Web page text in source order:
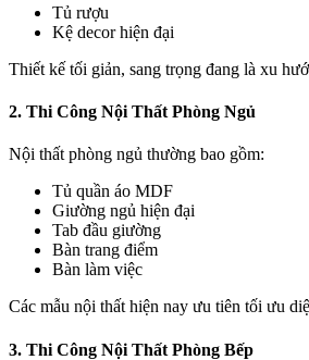
Tủ rượu
Kệ decor hiện đại
Thiết kế tối giản, sang trọng đang là xu
2. Thi Công Nội Thất Phòng Ngủ
Nội thất phòng ngủ thường bao gồm:
Tủ quần áo MDF
Giường ngủ hiện đại
Tab đầu giường
Bàn trang điểm
Bàn làm việc
Các mẫu nội thất hiện nay ưu tiên tối ưu
3. Thi Công Nội Thất Phòng Bếp